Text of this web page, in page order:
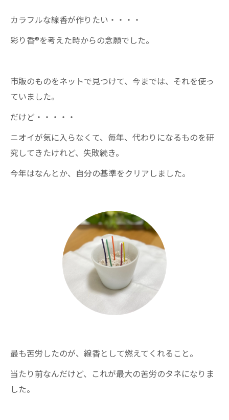
カラフルな線香が作りたい・・・・
彩り香®を考えた時からの念願でした。
市販のものをネットで見つけて、今までは、それを使っ
ていました。
だけど・・・・・
ニオイが気に入らなくて、毎年、代わりになるものを研
究してきたけれど、失敗続き。
今年はなんとか、自分の基準をクリアしました。
最も苦労したのが、線香として燃えてくれること。
当たり前なんだけど、これが最大の苦労のタネになりま
した。